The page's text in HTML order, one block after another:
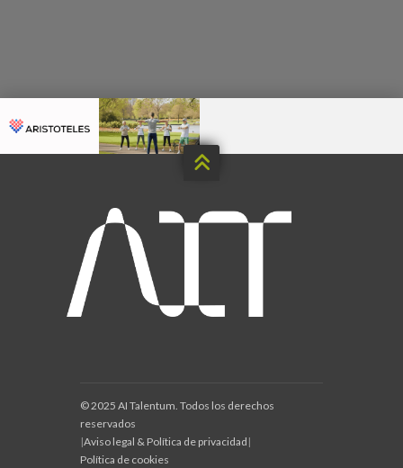


© 2025 AI Talentum. Todos los derechos
reservados
|Aviso legal & Política de privacidad |
Política de cookies